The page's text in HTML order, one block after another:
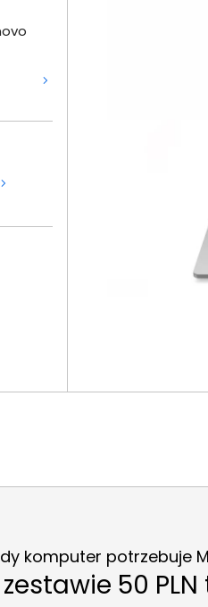
komputer potrzebuje
50